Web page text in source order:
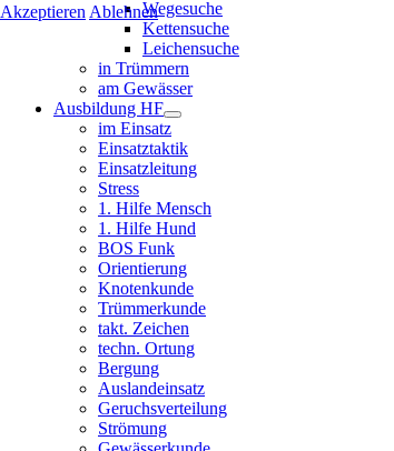
Wegesuche
Kettensuche
Leichensuche
in Trümmern
am Gewässer
Ausbildung HF
im Einsatz
Einsatztaktik
Einsatzleitung
Stress
1. Hilfe Mensch
1. Hilfe Hund
BOS Funk
Orientierung
Knotenkunde
Trümmerkunde
takt. Zeichen
techn. Ortung
Bergung
Auslandeinsatz
Geruchsverteilung
Strömung
Akzeptieren Ablehnen